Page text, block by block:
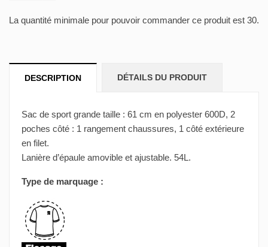
La quantité minimale pour pouvoir commander ce produit est 30.
DESCRIPTION DÉTAILS DU PRODUIT
Sac de sport grande taille : 61 cm en polyester 600D, 2
poches côté : 1 rangement chaussures, 1 côté extérieure
en filet.
Lanière d’épaule amovible et ajustable. 54L.
Type de marquage :